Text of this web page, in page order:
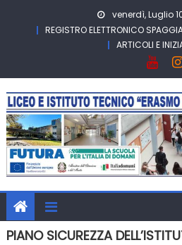
venerdì, Luglio
REGISTRO ELETTRONICO
ARTICOLI E
PIANO SICUREZZA